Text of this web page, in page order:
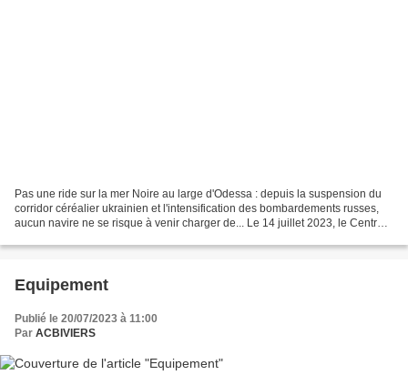
Pas une ride sur la mer Noire au large d'Odessa : depuis la suspension du
corridor céréalier ukrainien et l'intensification des bombardements russes,
aucun navire ne se risque à venir charger de... Le 14 juillet 2023, le Centre
Equipement
Publié le 20/07/2023 à 11:00
Par ACBIVIERS